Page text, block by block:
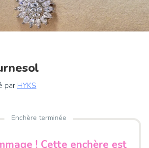
par HYKS
Enchère terminée
! Cette enchère est